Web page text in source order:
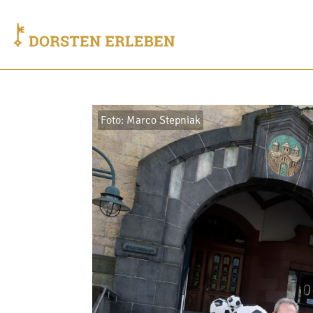
Foto: Marco Stepniak